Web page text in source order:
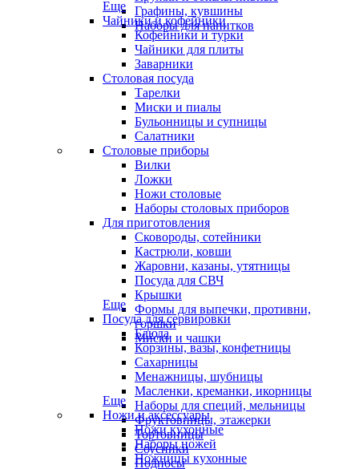
Графины, кувшины
Наборы для напитков
Еще
Чайники и кофейники
Кофейники и турки
Чайники для плиты
Заварники
Столовая посуда
Тарелки
Миски и пиалы
Бульонницы и супницы
Салатники
Столовые приборы
Вилки
Ложки
Ножи столовые
Наборы столовых приборов
Для приготовления
Сковороды, сотейники
Кастрюли, ковши
Жаровни, казаны, утятницы
Посуда для СВЧ
Крышки
Формы для выпечки, противни,
горшки
Миски и чашки
Еще
Посуда для сервировки
Блюда
Корзины, вазы, конфетницы
Сахарницы
Менажницы, шубницы
Масленки, креманки, икорницы
Наборы для специй, мельницы
Фруктовницы, этажерки
Тортовницы
Соусники
Подносы
Еще
Ножи и аксессуары
Ножи кухонные
Наборы ножей
Ножницы кухонные